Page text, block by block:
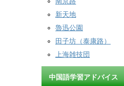
新天地
魯迅公園
田子坊（泰康路）
上海雑技団
中国語学習アドバイス